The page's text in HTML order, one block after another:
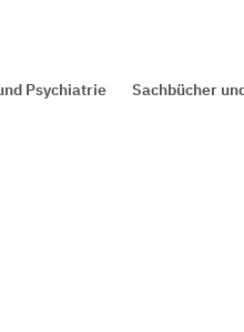
Psychiatrie Sachbücher